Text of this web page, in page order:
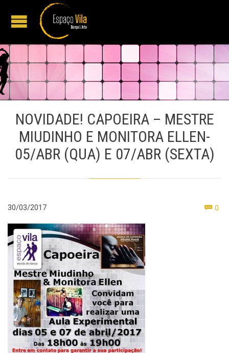
NOVIDADE! CAPOEIRA – MESTRE
MIUDINHO E MONITORA ELLEN-
05/ABR (QUA) E 07/ABR (SEXTA)
30/03/2017  0